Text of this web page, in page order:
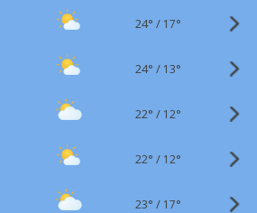
24° / 17°
24° / 13°
22° / 12°
22° / 12°
23° / 17°